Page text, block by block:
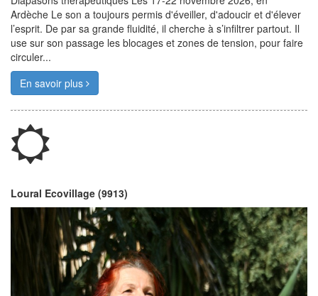
Ardèche Le son a toujours permis d'éveiller, d'adoucir et d'élever
l’esprit. De par sa grande fluidité, il cherche à s’infiltrer partout. Il
use sur son passage les blocages et zones de tension, pour faire
circuler...
En savoir plus
Loural Ecovillage (9913)